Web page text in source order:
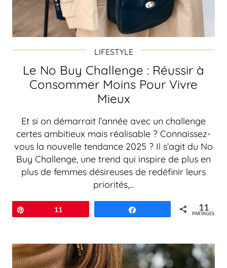
LIFESTYLE
Le No Buy Challenge : Réussir à
Consommer Moins Pour Vivre
Mieux
Et si on démarrait l’année avec un challenge
certes ambitieux mais réalisable ? Connaissez-
vous la nouvelle tendance 2025 ? Il s’agit du No
Buy Challenge, une trend qui inspire de plus en
plus de femmes désireuses de redéfinir leurs
priorités,…
11 11
PARTAGES